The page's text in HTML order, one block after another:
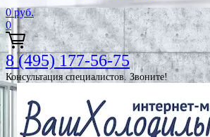
0 руб.
0
8 (495) 177-56-75
Консультация специалистов. Звоните!